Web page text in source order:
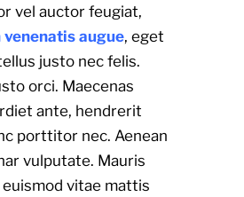
vel auctor feugiat,
augue, eget
justo nec felis.
orci. Maecenas
ante, hendrerit
porttitor nec. Aenean
vulputate. Mauris
vitae mattis